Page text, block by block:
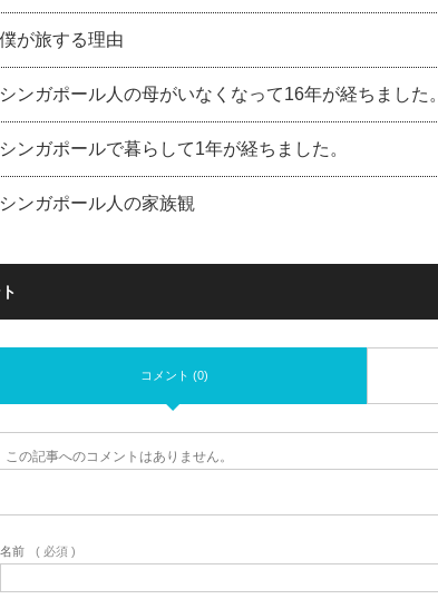
僕が旅する理由
シンガポール人の母がいなくなって16年が経ちました。
シンガポールで暮らして1年が経ちました。
シンガポール人の家族観
コメント (0)
この記事へのコメントはありません。
名前 ( 必須 )